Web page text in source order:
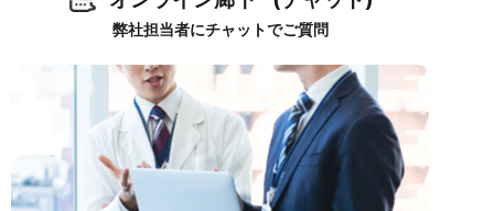
弊社担当者にチャットでご質問